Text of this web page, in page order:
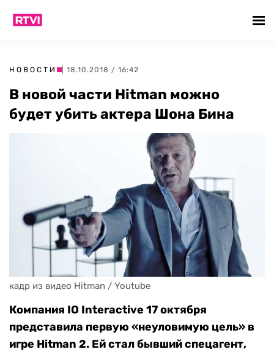
НОВОСТИ | 18.10.2018 / 16:42
В новой части Hitman можно
будет убить актера Шона Бина
кадр из видео Hitman / Youtube
Компания IO Interactive 17 октября
представила первую «неуловимую цель» в
игре Hitman 2. Ей стал бывший спецагент,